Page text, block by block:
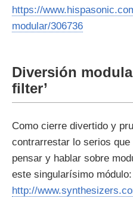
https://
modular/306736
Diversión
filter’
Como cierre divertido y
contrarrestar lo serios
pensar y hablar sobre
este singularísimo módulo:
http://